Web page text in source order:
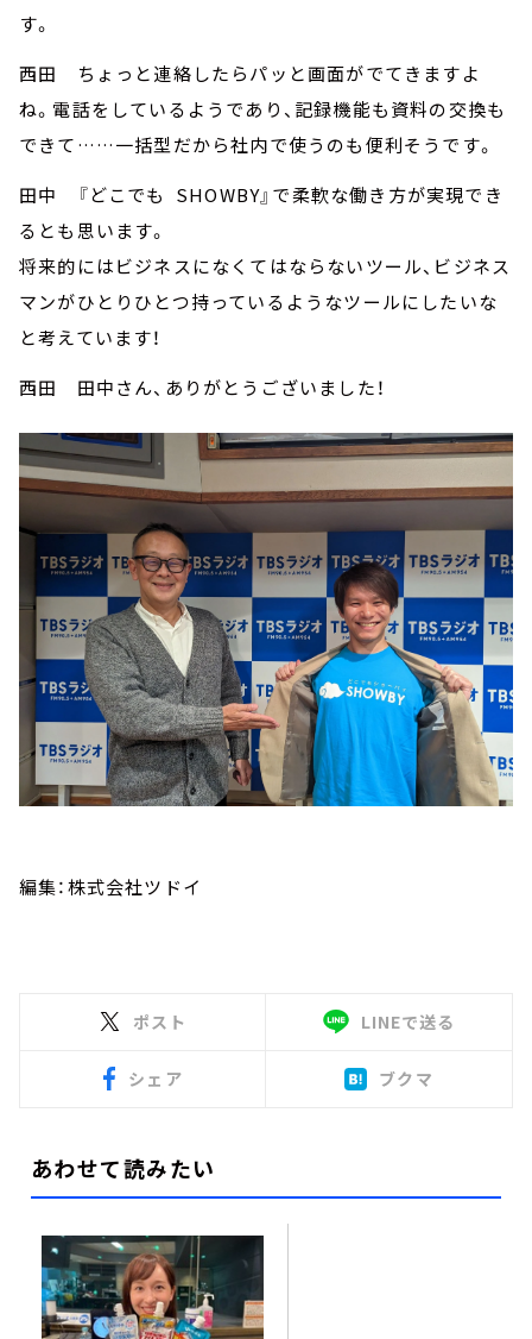
す。
西田 ちょっと連絡したらパッと画面がでてきますよ
ね。電話をしているようであり、記録機能も資料の交換も
できて……一括型だから社内で使うのも便利そうです。
田中 『どこでも SHOWBY』で柔軟な働き方が実現でき
るとも思います。
将来的にはビジネスになくてはならないツール、ビジネス
マンがひとりひとつ持っているようなツールにしたいな
と考えています！
西田 田中さん、ありがとうございました！
編集：株式会社ツドイ
ポスト LINEで送る
シェア ブクマ
あわせて読みたい